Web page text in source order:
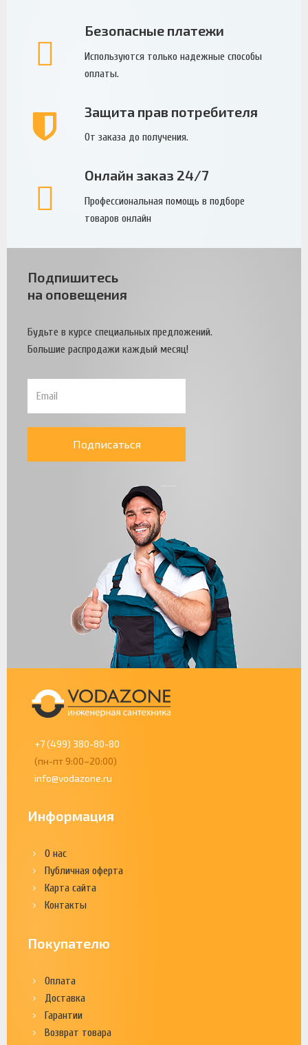
Безопасные платежи
Используются только надежные способы
оплаты.
Защита прав потребителя
От заказа до получения.
Онлайн заказ 24/7
Профессиональная помощь в подборе
товаров онлайн
Подпишитесь
на оповещения
Будьте в курсе специальных предложений.
Большие распродажи каждый месяц!
Подписаться
+7 (499) 380-80-80
(пн-пт 9:00–20:00)
info@vodazone.ru
Информация
О нас
Публичная оферта
Карта сайта
Контакты
Покупателю
Оплата
Доставка
Гарантии
Возврат товара